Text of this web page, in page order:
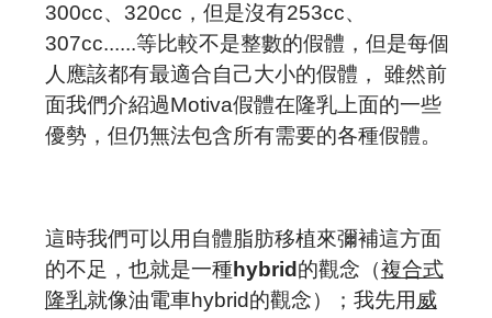
300cc、320cc ，但是沒有253cc、
307cc......等比較不是整數的假體，但是每個
人應該都有最適合自己大小的假體， 雖然前
面我們介紹過Motiva假體在隆乳上面的一些
優勢，但仍無法包含所有需要的各種假體。
這時我們可以用自體脂肪移植來彌補這方面
的不足，也就是一種hybrid 的觀念（複合式
隆乳就像油電車hybrid的觀念）；我先用威